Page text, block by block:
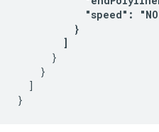
"speed":
          }
        ]
      }
    }
  ]